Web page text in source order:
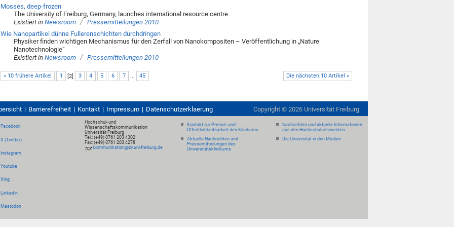
Mosses, deep-frozen
The University of Freiburg, Germany, launches international resource centre
Existiert in Newsroom / Pressemitteilungen 2010
Wie Nanopartikel dünne Fullerenschichten durchdringen
Physiker finden wichtigen Mechanismus für den Zerfall von Nanokompositen – Veröffentlichung in „Nature
Nanotechnologie“
Existiert in Newsroom / Pressemitteilungen 2010
« 10 frühere Artikel Die nächsten 10 Artikel »
1 [2] 3 4 5 6 7 ... 45
Barrierefreiheit Kontakt Impressum Datenschutzerklaerung Copyright © 2026 Universität Freiburg
Facebook
X (Twitter)
Instagram
Youtube
Xing
LinkedIn
Mastodon
Hochschul- und
Wissenschaftskommunikation
Universität Freiburg
Tel.: (+49) 0761 203 4302
Fax: (+49) 0761 203 4278
kommunikation@zv.uni-freiburg.de
Kontakt zur Presse- und
Öffentlichkeitsarbeit des Klinikums
Aktuelle Nachrichten und
Pressemitteilungen des
Universitätsklinikums
Nachrichten und aktuelle Informationen
aus den Hochschulnetzwerken
Die Universität in den Medien